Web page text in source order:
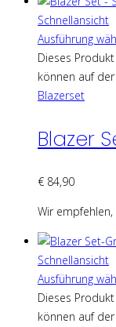
Schnellansicht
Ausführung
Dieses
können auf
Blazerset
Blazer
€ 84,90
Wir
Schnellansicht
Ausführung
Dieses
können auf